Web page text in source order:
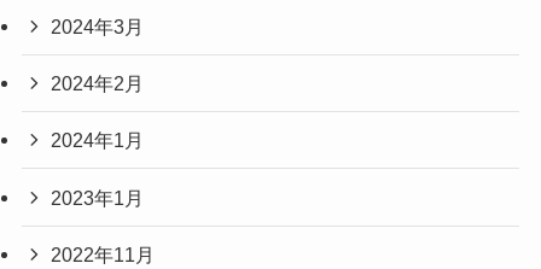
2024年3月
2024年2月
2024年1月
2023年1月
2022年11月